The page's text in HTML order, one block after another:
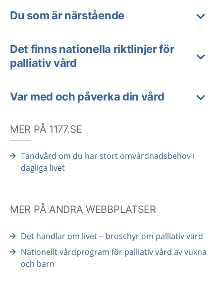
Du som är närstående
Det finns nationella riktlinjer för
palliativ vård
Var med och påverka din vård
MER PÅ 1177.SE
Tandvård om du har stort omvårdnadsbehov i
dagliga livet
MER PÅ ANDRA WEBBPLATSER
Det handlar om livet – broschyr om palliativ vård
Nationellt vårdprogram för palliativ vård av vuxna
och barn